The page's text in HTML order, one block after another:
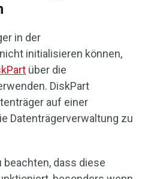
in der
initialisieren können,
über die
DiskPart
auf einer
Datenträgerverwaltung zu
dass diese